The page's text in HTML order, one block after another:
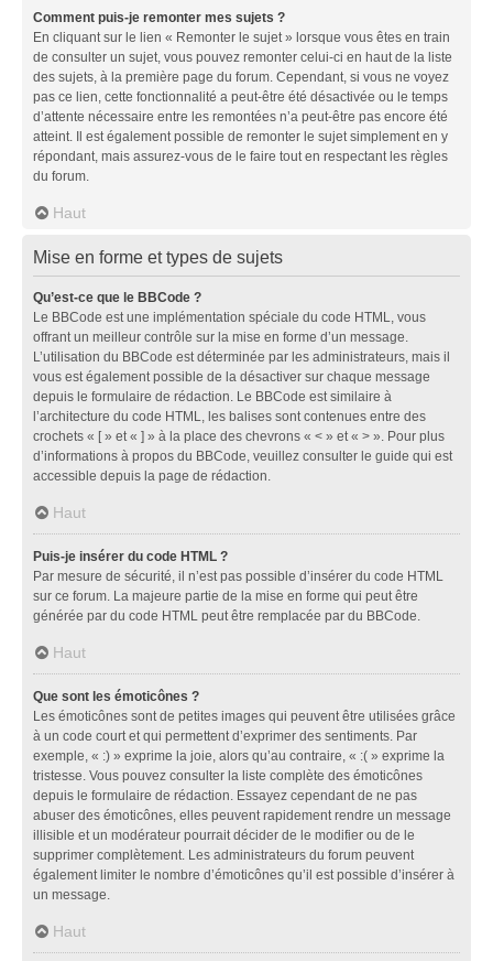
Comment puis-je remonter mes sujets ?
En cliquant sur le lien « Remonter le sujet » lorsque vous êtes en train
de consulter un sujet, vous pouvez remonter celui-ci en haut de la liste
des sujets, à la première page du forum. Cependant, si vous ne voyez
pas ce lien, cette fonctionnalité a peut-être été désactivée ou le temps
d’attente nécessaire entre les remontées n’a peut-être pas encore été
atteint. Il est également possible de remonter le sujet simplement en y
répondant, mais assurez-vous de le faire tout en respectant les règles
du forum.
Haut
Mise en forme et types de sujets
Qu’est-ce que le BBCode ?
Le BBCode est une implémentation spéciale du code HTML, vous
offrant un meilleur contrôle sur la mise en forme d’un message.
L’utilisation du BBCode est déterminée par les administrateurs, mais il
vous est également possible de la désactiver sur chaque message
depuis le formulaire de rédaction. Le BBCode est similaire à
l’architecture du code HTML, les balises sont contenues entre des
crochets « [ » et « ] » à la place des chevrons « < » et « > ». Pour plus
d’informations à propos du BBCode, veuillez consulter le guide qui est
accessible depuis la page de rédaction.
Haut
Puis-je insérer du code HTML ?
Par mesure de sécurité, il n’est pas possible d’insérer du code HTML
sur ce forum. La majeure partie de la mise en forme qui peut être
générée par du code HTML peut être remplacée par du BBCode.
Haut
Que sont les émoticônes ?
Les émoticônes sont de petites images qui peuvent être utilisées grâce
à un code court et qui permettent d’exprimer des sentiments. Par
exemple, « :) » exprime la joie, alors qu’au contraire, « :( » exprime la
tristesse. Vous pouvez consulter la liste complète des émoticônes
depuis le formulaire de rédaction. Essayez cependant de ne pas
abuser des émoticônes, elles peuvent rapidement rendre un message
illisible et un modérateur pourrait décider de le modifier ou de le
supprimer complètement. Les administrateurs du forum peuvent
également limiter le nombre d’émoticônes qu’il est possible d’insérer à
un message.
Haut